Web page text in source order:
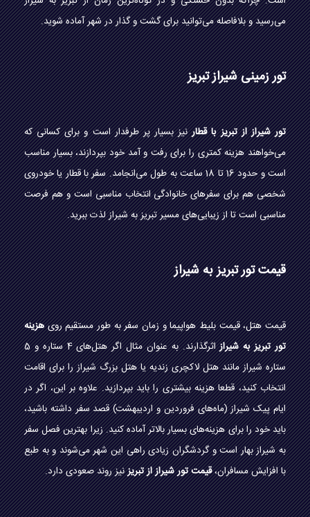
می‌رسید و بلافاصله می‌توانید برای گشت و گذار در شهر آماده شوید.
تور زمینی شیراز تبریز
تور شیراز از تبریز با قطارنیز بسیار پر طرفدار است و برای کسانی که
می‌خواهند هزینه کمتری را برای رفت و آمد خود بپردازند، بسیار مناسب
است و حدود 16 تا 18 ساعت به طول می‌انجامد. سفر با قطار یا خودروی
شخصی هم برای سفرهای خانوادگی انتخاب مناسبی است و هم فرصت
مناسبی است تا از زیبایی‌های مسیر تبریز به شیراز لذت ببرید.
قیمت تور تبریز به شیراز
قیمت هتل، قیمت بلیط هواپیما و زمان سفر به طور مستقیم رویهزینه
تور تبریز به شیراز
اثرگذارند. به عنوان مثال اگر هتل‌های 4 ستاره و 5
ستاره شیراز مانند هتل لاکچری زندیه یا هتل بزرگ شیراز را برای اقامت
انتخاب کنید، قطعا هزینه بیشتری را باید بپردازید. علاوه بر این، اگر در
ایام پیک شیراز (ماه‌های فروردین و اردیبهشت) قصد سفر داشته باشید،
باید خود را برای هزینه‌های بسیار بالاتر آماده کنید. زیرا بهترین فصل سفر
به شیراز بهار است و گردشگران زیادی راهی این شهر می‌شوند و به طبع
با افزایش مسافران،قیمت تور شیراز از تبریزنیز روند صعودی دارد.